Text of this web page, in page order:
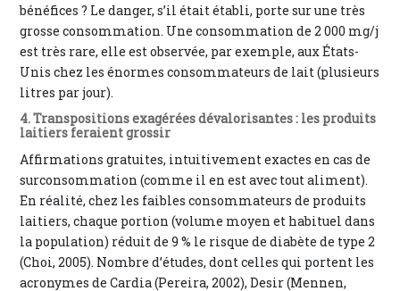
bénéfices ? Le danger, s’il était établi, porte sur une très
grosse consommation. Une consommation de 2 000 mg/j
est très rare, elle est observée, par exemple, aux États-
Unis chez les énormes consommateurs de lait (plusieurs
litres par jour).
4. Transpositions exagérées dévalorisantes : les produits
laitiers feraient grossir
Affirmations gratuites, intuitivement exactes en cas de
surconsommation (comme il en est avec tout aliment).
En réalité, chez les faibles consommateurs de produits
laitiers, chaque portion (volume moyen et habituel dans
la population) réduit de 9 % le risque de diabète de type 2
(Choi, 2005). Nombre d’études, dont celles qui portent les
acronymes de Cardia (Pereira, 2002), Desir (Mennen,